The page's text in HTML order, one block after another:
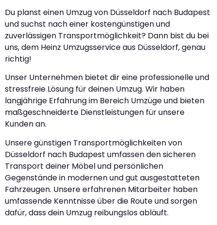
Du planst einen Umzug von Düsseldorf nach Budapest
und suchst nach einer kostengünstigen und
zuverlässigen Transportmöglichkeit? Dann bist du bei
uns, dem Heinz Umzugsservice aus Düsseldorf, genau
richtig!
Unser Unternehmen bietet dir eine professionelle und
stressfreie Lösung für deinen Umzug. Wir haben
langjährige Erfahrung im Bereich Umzüge und bieten
maßgeschneiderte Dienstleistungen für unsere
Kunden an.
Unsere günstigen Transportmöglichkeiten von
Düsseldorf nach Budapest umfassen den sicheren
Transport deiner Möbel und persönlichen
Gegenstände in modernen und gut ausgestatteten
Fahrzeugen. Unsere erfahrenen Mitarbeiter haben
umfassende Kenntnisse über die Route und sorgen
dafür, dass dein Umzug reibungslos abläuft.